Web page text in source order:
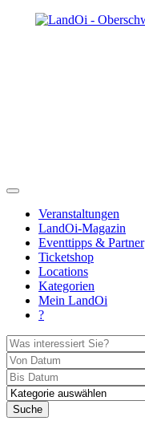
Veranstaltungen
LandOi-Magazin
Eventtipps & Partner
Ticketshop
Locations
Kategorien
Mein LandOi
?